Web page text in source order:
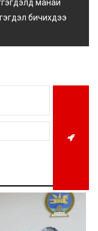
манай
бичихдээ